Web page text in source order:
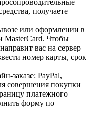
получаете
или оформлении в
MasterCard. Чтобы
вас на сервер
номер карты, срок
заказе: PayPal,
совершения покупки
платежного
форму по